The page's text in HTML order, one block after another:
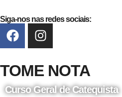
Siga-nos nas redes sociais:
TOME NOTA
Curso Geral de Catequista